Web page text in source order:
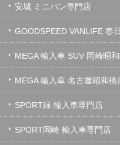
安城 ミニバン専門店
GOODSPEED VANLIFE 春
MEGA 輸入車 SUV 岡崎昭
MEGA 輸入車 名古屋昭和橋
SPORT緑 輸入車専門店
SPORT岡崎 輸入車専門店